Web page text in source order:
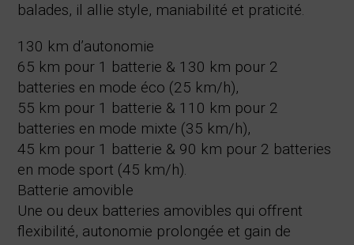
balades, il allie style, maniabilité et praticité.
130 km d’autonomie
65 km pour 1 batterie & 130 km pour 2
batteries en mode éco (25 km/h),
55 km pour 1 batterie & 110 km pour 2
batteries en mode mixte (35 km/h),
45 km pour 1 batterie & 90 km pour 2 batteries
en mode sport (45 km/h).
Batterie amovible
Une ou deux batteries amovibles qui offrent
flexibilité, autonomie prolongée et gain de